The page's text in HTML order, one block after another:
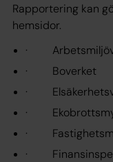
Rapportering kan
hemsidor.
·
· Boverket
·
·
·
·